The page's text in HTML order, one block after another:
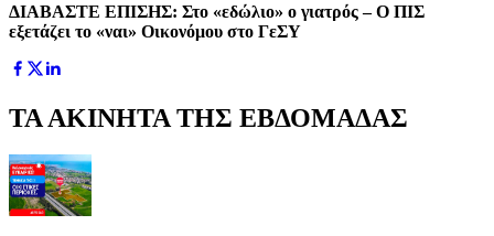
ΔΙΑΒΑΣΤΕ ΕΠΙΣΗΣ: Στο «εδώλιο» o γιατρός – Ο ΠΙΣ
εξετάζει το «ναι» Οικονόμου στο ΓεΣΥ
ΤΑ ΑΚΙΝΗΤΑ ΤΗΣ ΕΒΔΟΜΑΔΑΣ